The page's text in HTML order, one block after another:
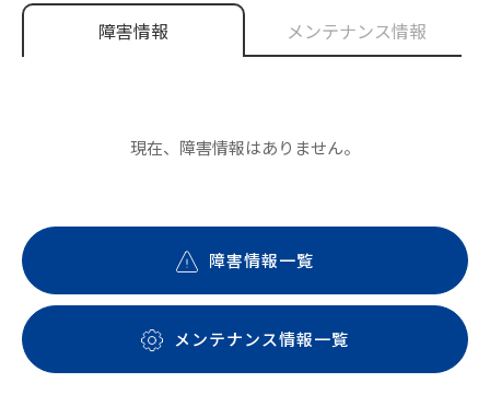
障害情報 メンテナンス情報
現在、障害情報はありません。
障害情報一覧
メンテナンス情報一覧